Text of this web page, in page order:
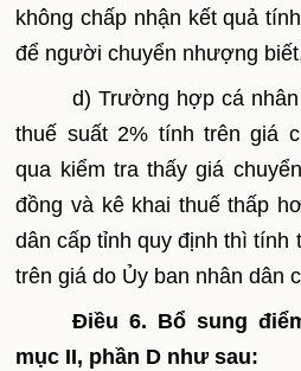
không chấp nhận kết quả
để người chuyển nhượng
d) Trường hợp cá
thuế suất 2% tính trên giá
qua kiểm tra thấy giá
đồng và kê khai thuế thấp
dân cấp tỉnh quy định thì tính
trên giá do Ủy ban nhân dân
Điều 6. Bổ sung
mục II, phần D như sau: